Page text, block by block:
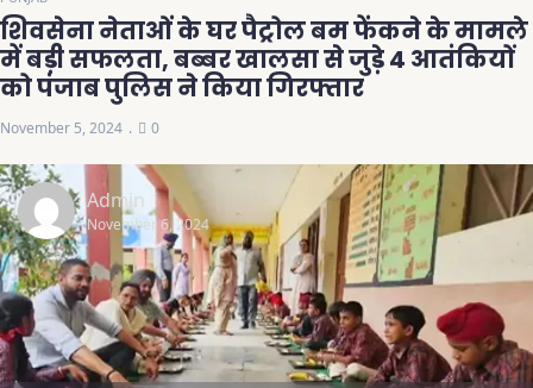
शिवसेना नेताओं के घर पैट्रोल बम फेंकने के मामले
में बड़ी सफलता, बब्बर खालसा से जुड़े 4 आतंकियों
को पंजाब पुलिस ने किया गिरफ्तार
November 5, 2024 0
Admin
November 6, 2024